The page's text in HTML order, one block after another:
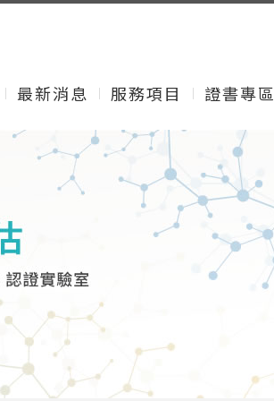
最新消息 服務項目 證書專區